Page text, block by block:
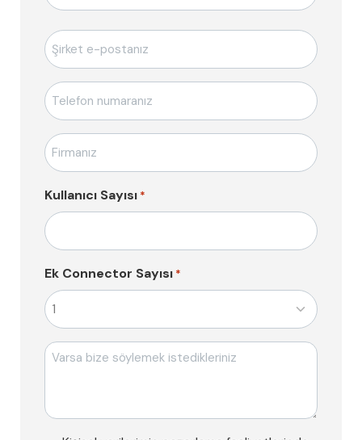
E-
posta
Telefon
*
Firma
Adı
Kullanıcı Sayısı *
Ek Connector Sayısı *
Mesajı